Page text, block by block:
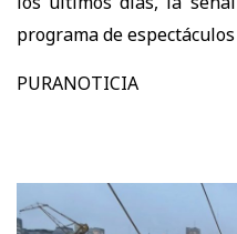
programa de
PURANOTICIA